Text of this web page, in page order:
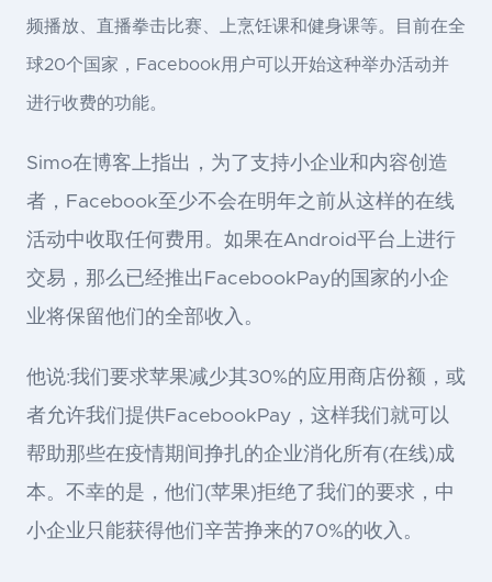
频播放、直播拳击比赛、上烹饪课和健身课等。目前在全
球20个国家，Facebook用户可以开始这种举办活动并
进行收费的功能。
Simo在博客上指出，为了支持小企业和内容创造
者，Facebook至少不会在明年之前从这样的在线
活动中收取任何费用。如果在Android平台上进行
交易，那么已经推出FacebookPay的国家的小企
业将保留他们的全部收入。
他说:我们要求苹果减少其30%的应用商店份额，或
者允许我们提供FacebookPay，这样我们就可以
帮助那些在疫情期间挣扎的企业消化所有(在线)成
本。不幸的是，他们(苹果)拒绝了我们的要求，中
小企业只能获得他们辛苦挣来的70%的收入。